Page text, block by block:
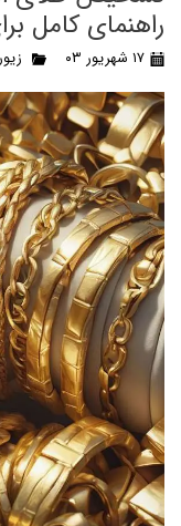
راهنمای کامل
۱۷ شهریور ۰۳